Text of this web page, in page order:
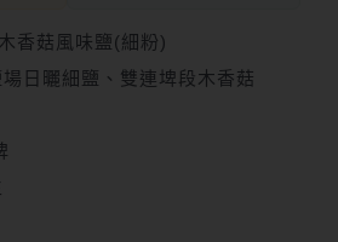
香菇風味鹽(細粉)
日曬細鹽、雙連埤段木香菇